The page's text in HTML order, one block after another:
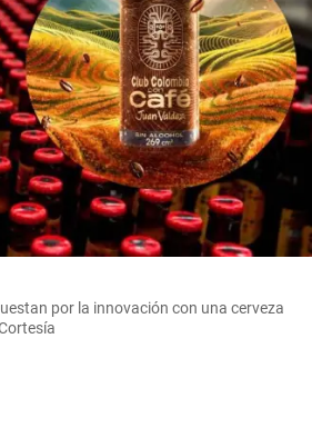
por la innovación con una cerveza